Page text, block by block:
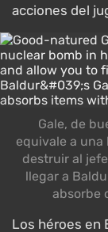
acciones del
Gale, de
equivale a una
destruir al
llegar a
absorbe
Los héroes en